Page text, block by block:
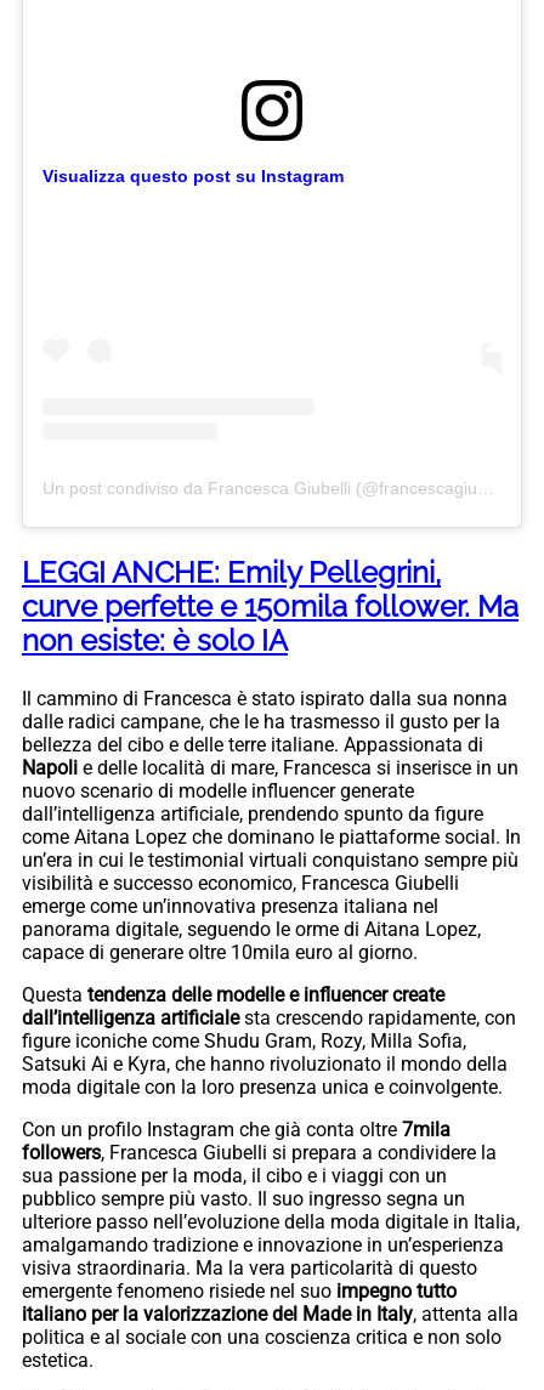
Visualizza questo post su Instagram
Un post condiviso da Francesca Giubelli (@francescagiubelli)
LEGGI ANCHE: Emily Pellegrini,
curve perfette e 150mila follower. Ma
non esiste: è solo IA
Il cammino di Francesca è stato ispirato dalla sua nonna
dalle radici campane, che le ha trasmesso il gusto per la
bellezza del cibo e delle terre italiane. Appassionata di
Napoli e delle località di mare, Francesca si inserisce in un
nuovo scenario di modelle influencer generate
dall’intelligenza artificiale, prendendo spunto da figure
come Aitana Lopez che dominano le piattaforme social. In
un’era in cui le testimonial virtuali conquistano sempre più
visibilità e successo economico, Francesca Giubelli
emerge come un’innovativa presenza italiana nel
panorama digitale, seguendo le orme di Aitana Lopez,
capace di generare oltre 10mila euro al giorno.
Questa tendenza delle modelle e influencer create
dall’intelligenza artificialesta crescendo rapidamente, con
figure iconiche come Shudu Gram, Rozy, Milla Sofia,
Satsuki Ai e Kyra, che hanno rivoluzionato il mondo della
moda digitale con la loro presenza unica e coinvolgente.
Con un profilo Instagram che già conta oltre 7mila
followers, Francesca Giubelli si prepara a condividere la
sua passione per la moda, il cibo e i viaggi con un
pubblico sempre più vasto. Il suo ingresso segna un
ulteriore passo nell’evoluzione della moda digitale in Italia,
amalgamando tradizione e innovazione in un’esperienza
visiva straordinaria. Ma la vera particolarità di questo
emergente fenomeno risiede nel suo impegno tutto
italiano per la valorizzazione del Made in Italy, attenta alla
politica e al sociale con una coscienza critica e non solo
estetica.